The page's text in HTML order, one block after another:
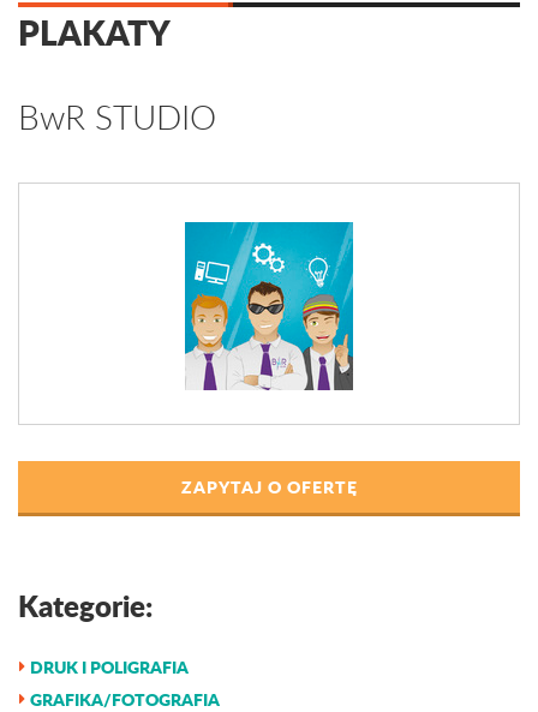
PLAKATY
BwR STUDIO
ZAPYTAJ O OFERTĘ
Kategorie:
DRUK I POLIGRAFIA
GRAFIKA/FOTOGRAFIA